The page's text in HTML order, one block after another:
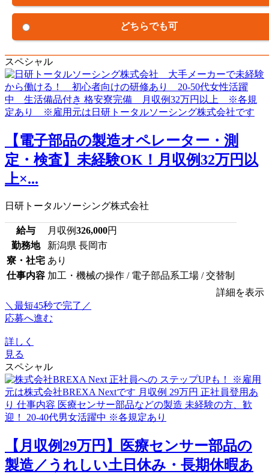
どちらでも可
スペシャル
【電子部品の製造オペレーター・測
定・検査】未経験OK！月収例32万円以
上×...
日研トータルソーシング株式会社
給与 月収例326,000円
勤務地
新潟県 長岡市
寮・社宅 あり
仕事内容 加工・機械の操作 / 電子部品系工場 / 交替制
詳細を表示
＼最短45秒で完了／
応募へ進む
詳しく
見る
スペシャル
【月収例29万円】医療センサー部品の
製造／うれしい土日休み・長期休暇あ